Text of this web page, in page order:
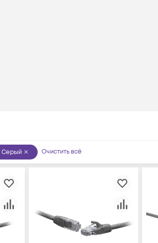
Серый Очистить всё